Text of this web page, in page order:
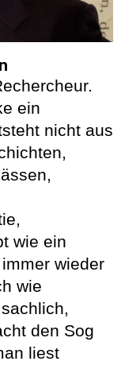
ein
nicht aus
wie ein
wieder
wie
den Sog
liest